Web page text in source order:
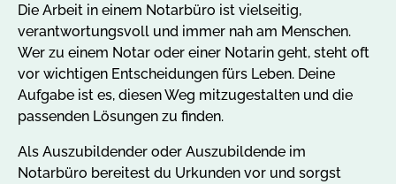
Die Arbeit in einem Notarbüro ist vielseitig,
verantwortungsvoll und immer nah am Menschen.
Wer zu einem Notar oder einer Notarin geht, steht oft
vor wichtigen Entscheidungen fürs Leben. Deine
Aufgabe ist es, diesen Weg mitzugestalten und die
passenden Lösungen zu finden.
Als Auszubildender oder Auszubildende im
Notarbüro bereitest du Urkunden vor und sorgst